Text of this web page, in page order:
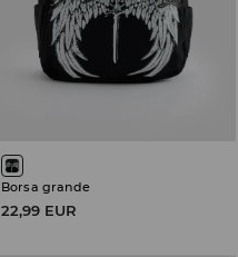
Borsa grande
22,99 EUR